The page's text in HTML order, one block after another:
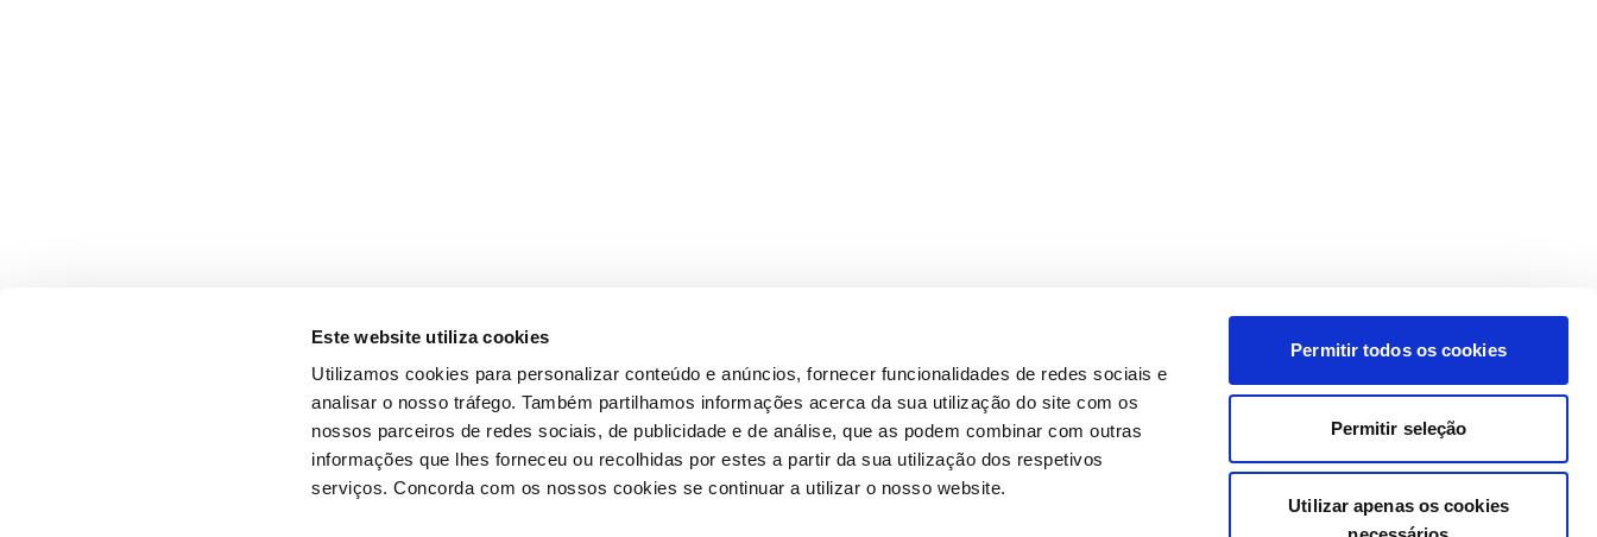
Este website utiliza cookies
Utilizamos cookies para personalizar conteúdo e anúncios, fornecer funcionalidades de redes sociais e
analisar o nosso tráfego. Também partilhamos informações acerca da sua utilização do site com os
nossos parceiros de redes sociais, de publicidade e de análise, que as podem combinar com outras
informações que lhes forneceu ou recolhidas por estes a partir da sua utilização dos respetivos
serviços. Concorda com os nossos cookies se continuar a utilizar o nosso website.
Permitir todos os cookies
Permitir seleção
Utilizar apenas os cookies